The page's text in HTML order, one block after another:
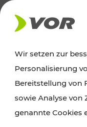
AKTUELLES
Wien,
Wir setzen zur
Personalisierung
Bereitstellung von
sowie Analyse von
genannte Cookies